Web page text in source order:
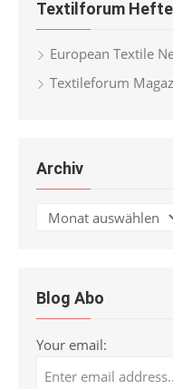
Textilforum Hefte
European Textile
Textileforum
Archiv
Archiv
Blog Abo
Your email: